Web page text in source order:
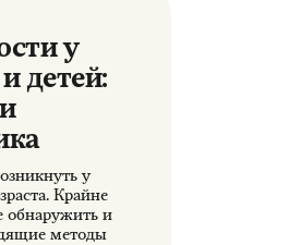
у
детей:
у
Крайне
обнаружить и
методы